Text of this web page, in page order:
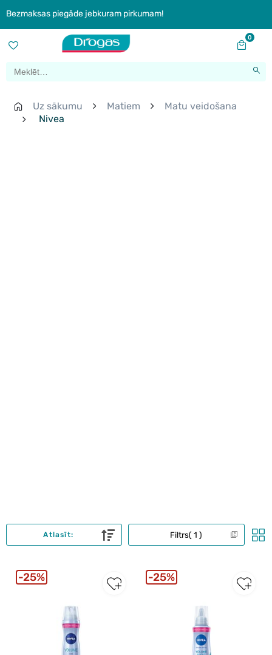
Bezmaksas piegāde jebkuram pirkumam!
0
Uz sākumu Matiem
Matu veidošana
Nivea
Filtrs 1
Atlasīt:
25% 25%